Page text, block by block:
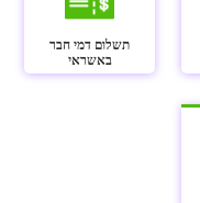
תשלום דמי חבר
באשראי